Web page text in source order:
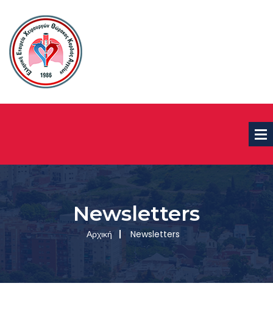
Newsletters
Αρχική Newsletters